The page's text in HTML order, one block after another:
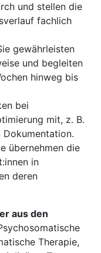
und stellen die
fachlich
gewährleisten
und begleiten
hinweg bis
bei
mit, z. B.
übernehmen die
in
deren
aus den
Therapie,